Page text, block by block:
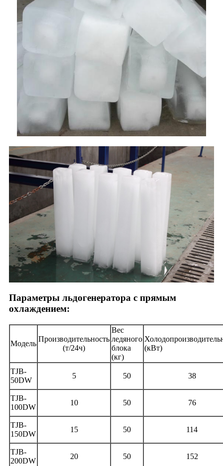
Параметры льдогенератора с прямым
охлаждением:
Модель
Производительность
(т/24ч)
Вес
ледяного
блока
(кг)
(кВт)
TJB-
50DW
5 50 38
TJB-
100DW
10 50 76
TJB-
150DW
15 50 114
TJB-
200DW
20 50 152